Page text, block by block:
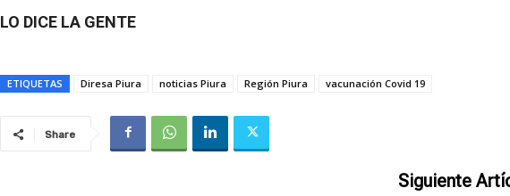
LO DICE LA GENTE
ETIQUETAS Diresa Piura noticias Piura Región Piura vacunación Covid 19
Share
Siguiente